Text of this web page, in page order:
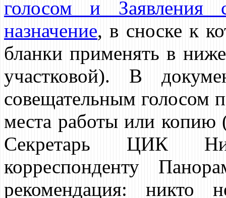
голосом и
назначение, в сноске к
бланки применять в
участковой). В
совещательным голосом
места работы или копию
Секретарь ЦИК
корреспонденту
рекомендация: никто